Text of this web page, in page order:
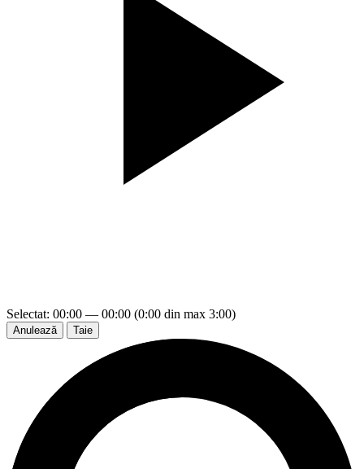
Selectat: 00:00 — 00:00 (0:00 din max 3:00)
Anulează Taie